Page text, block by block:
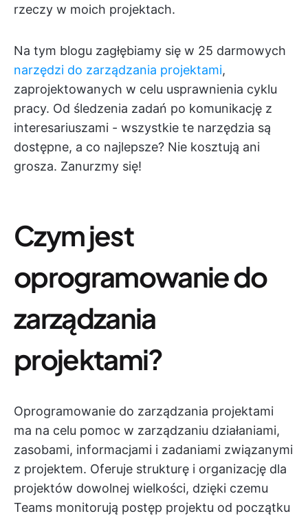
rzeczy w moich projektach.
Na tym blogu zagłębiamy się w 25 darmowych
narzędzi do zarządzania projektami,
zaprojektowanych w celu usprawnienia cyklu
pracy. Od śledzenia zadań po komunikację z
interesariuszami - wszystkie te narzędzia są
dostępne, a co najlepsze? Nie kosztują ani
grosza. Zanurzmy się!
Czym jest
oprogramowanie do
zarządzania
projektami?
Oprogramowanie do zarządzania projektami
ma na celu pomoc w zarządzaniu działaniami,
zasobami, informacjami i zadaniami związanymi
z projektem. Oferuje strukturę i organizację dla
projektów dowolnej wielkości, dzięki czemu
Teams monitorują postęp projektu od początku